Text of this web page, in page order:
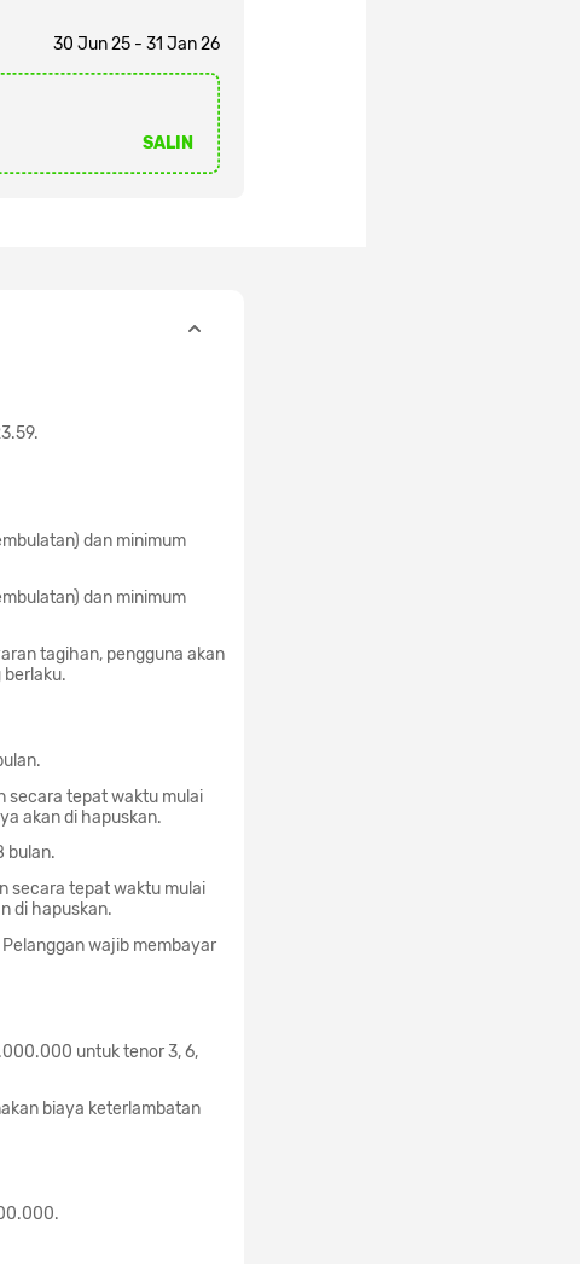
30 Jun 25 - 31 Jan 26
SALIN
dan minimum
dan minimum
tagihan, pengguna akan
secara tepat waktu mulai
akan di hapuskan.
bulan.
secara tepat waktu mulai
di hapuskan.
wajib membayar
untuk tenor 3, 6,
biaya keterlambatan